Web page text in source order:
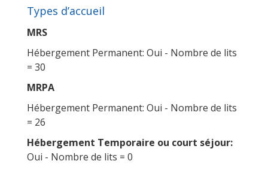
Types d’accueil
MRS
Hébergement Permanent: Oui - Nombre de lits
= 30
MRPA
Hébergement Permanent: Oui - Nombre de lits
= 26
Hébergement Temporaire ou court séjour:
Oui - Nombre de lits = 0